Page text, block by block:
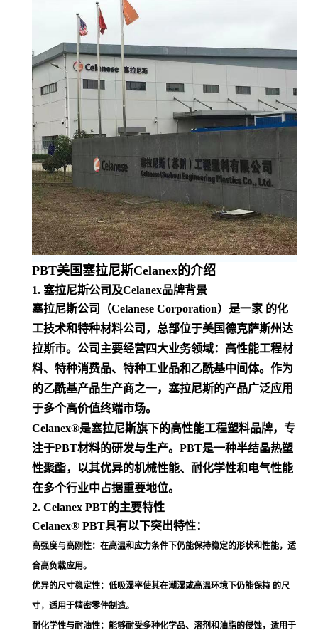
PBT美国塞拉尼斯Celanex的介绍
1. 塞拉尼斯公司及Celanex品牌背景
塞拉尼斯公司（Celanese Corporation）是一家 的化
工技术和特种材料公司，总部位于美国德克萨斯州达
拉斯市。公司主要经营四大业务领域：高性能工程材
料、特种消费品、特种工业品和乙酰基中间体。作为
的乙酰基产品生产商之一，塞拉尼斯的产品广泛应用
于多个高价值终端市场。
Celanex®是塞拉尼斯旗下的高性能工程塑料品牌，专
注于PBT材料的研发与生产。PBT是一种半结晶热塑
性聚酯，以其优异的机械性能、耐化学性和电气性能
在多个行业中占据重要地位。
2. Celanex PBT的主要特性
Celanex® PBT具有以下突出特性：
高强度与高刚性：在高温和应力条件下仍能保持稳定的形状和性能，适
合高负载应用。
优异的尺寸稳定性：低吸湿率使其在潮湿或高温环境下仍能保持 的尺
寸，适用于精密零件制造。
耐化学性与耐油性：能够耐受多种化学品、溶剂和油脂的侵蚀，适用于